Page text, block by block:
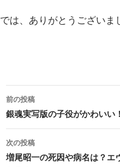
では、ありがとうございま
投
稿
ナ
ビ
前の投稿
銀魂実写版の子役がかわいい
次の投稿
増尾昭一の死因や病名は？エ